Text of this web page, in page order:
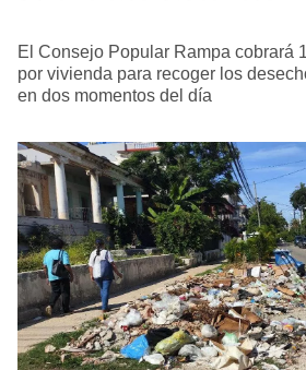
El Consejo Popular Rampa cobrará
por vivienda para recoger los
en dos momentos del día